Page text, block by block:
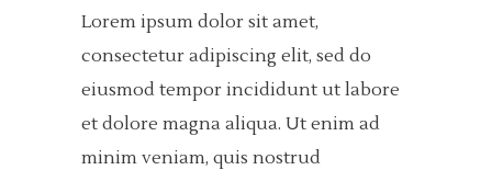
Lorem ipsum dolor sit amet,
consectetur adipiscing elit, sed do
eiusmod tempor incididunt ut labore
et dolore magna aliqua. Ut enim ad
minim veniam, quis nostrud